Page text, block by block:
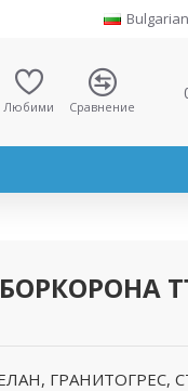
Bulgarian
Любими Сравнение
ГРАНИТОГРЕС,